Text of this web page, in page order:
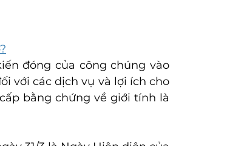
đóng ​​của công chúng vào
với các dịch vụ và lợi ích cho
bằng chứng về giới tính là